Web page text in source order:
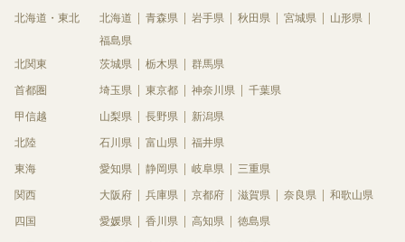
北海道・東北 北海道 青森県 岩手県 秋田県 宮城県
山形県
福島県
北関東
茨城県 栃木県 群馬県
首都圏 埼玉県 東京都 神奈川県 千葉県
甲信越 山梨県 長野県 新潟県
北陸 石川県 富山県 福井県
東海 愛知県 静岡県 岐阜県 三重県
関西 大阪府 兵庫県 京都府 滋賀県 奈良県 和歌山県
四国 愛媛県 香川県 高知県 徳島県